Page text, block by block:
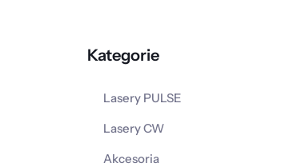
Kategorie
Lasery PULSE
Lasery CW
Akcesoria